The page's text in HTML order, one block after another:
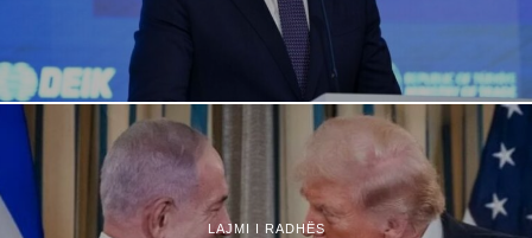
LAJMI I RADHËS